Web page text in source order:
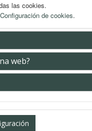
las cookies.
Configuración de cookies.
web?